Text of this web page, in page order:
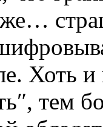
Хоть и
тем